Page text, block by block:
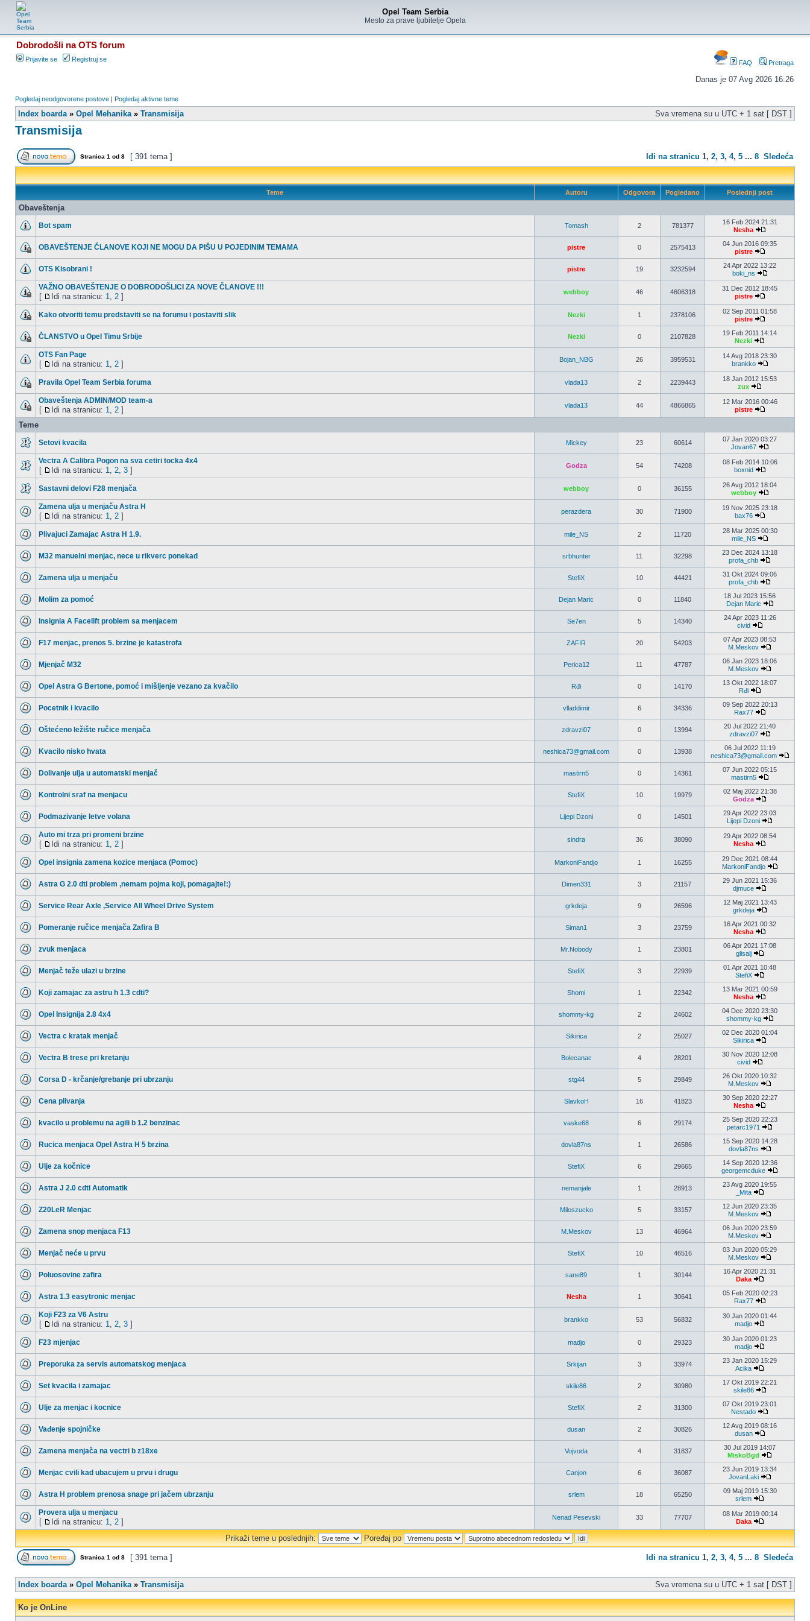
Opel Team Serbia
Mesto za prave ljubitelje Opela
Dobrodošli na OTS forum
Prijavite se Registruj se FAQ Pretraga
Danas je 07 Avg 2026 16:26
Pogledaj neodgovorene postove | Pogledaj aktivne teme
Index boarda» Opel Mehanika» Transmisija Sva vremena su u UTC + 1 sat [ DST ]
Transmisija
Stranica 1 od 8 [ 391 tema ] Idi na stranicu 1, 2, 3, 4, 5 ... 8 Sledeća
Teme Autoru Odgovora Pogledano Poslednji post
Obaveštenja
Bot spam Tomash 2 781377
16 Feb 2024 21:31
Nesha
OBAVEŠTENJE ČLANOVE KOJI NE MOGU DA PIŠU U POJEDINIM TEMAMA pistre 0 2575413
04 Jun 2016 09:35
pistre
OTS Kisobrani ! pistre 19 3232594
24 Apr 2022 13:22
boki_ns
VAŽNO OBAVEŠTENJE O DOBRODOŠLICI ZA NOVE ČLANOVE !!!
[ Idi na stranicu: 1, 2 ] webboy 46 4606318
31 Dec 2012 18:45
pistre
Kako otvoriti temu predstaviti se na forumu i postaviti slik Nezki 1 2378106
02 Sep 2011 01:58
pistre
ČLANSTVO u Opel Timu Srbije Nezki 0 2107828
19 Feb 2011 14:14
Nezki
OTS Fan Page
[ Idi na stranicu: 1, 2 ] Bojan_NBG 26 3959531
14 Avg 2018 23:30
brankko
Pravila Opel Team Serbia foruma vlada13 2 2239443
18 Jan 2012 15:53
zux
Obaveštenja ADMIN/MOD team-a
[ Idi na stranicu: 1, 2 ] vlada13 44 4866865
12 Mar 2016 00:46
pistre
Teme
Setovi kvacila Mickey 23 60614
07 Jan 2020 03:27
Jovan67
Vectra A Calibra Pogon na sva cetiri tocka 4x4
[ Idi na stranicu: 1, 2, 3 ] Godza 54 74208
08 Feb 2014 10:06
boxnid
Sastavni delovi F28 menjača webboy 0 36155
26 Avg 2012 18:04
webboy
Zamena ulja u menjaču Astra H
[ Idi na stranicu: 1, 2 ] perazdera 30 71900
19 Nov 2025 23:18
bax76
Plivajuci Zamajac Astra H 1.9. mile_NS 2 11720
28 Mar 2025 00:30
mile_NS
M32 manuelni menjac, nece u rikverc ponekad srbhunter 11 32298
23 Dec 2024 13:18
profa_chb
Zamena ulja u menjaču StefiX 10 44421
31 Okt 2024 09:06
profa_chb
Molim za pomoć Dejan Maric 0 11840
18 Jul 2023 15:56
Dejan Maric
Insignia A Facelift problem sa menjacem Se7en 5 14340
24 Apr 2023 11:26
civid
F17 menjac, prenos 5. brzine je katastrofa ZAFIR 20 54203
07 Apr 2023 08:53
M.Meskov
Mjenjač M32 Perica12 11 47787
06 Jan 2023 18:06
M.Meskov
Opel Astra G Bertone, pomoć i mišljenje vezano za kvačilo Rđi 0 14170
13 Okt 2022 18:07
Rđi
Pocetnik i kvacilo vlladdimir 6 34336
09 Sep 2022 20:13
Rax77
Oštećeno ležište ručice menjača zdravzi07 0 13994
20 Jul 2022 21:40
zdravzi07
Kvacilo nisko hvata neshica73@gmail.com 0 13938
06 Jul 2022 11:19
neshica73@gmail.com
Dolivanje ulja u automatski menjač mastirn5 0 14361
07 Jun 2022 05:15
mastirn5
Kontrolni sraf na menjacu StefiX 10 19979
02 Maj 2022 21:38
Godza
Podmazivanje letve volana Lijepi Dzoni 0 14501
29 Apr 2022 23:03
Lijepi Dzoni
Auto mi trza pri promeni brzine
[ Idi na stranicu: 1, 2 ] sindra 36 38090
29 Apr 2022 08:54
Nesha
Opel insignia zamena kozice menjaca (Pomoc) MarkoniFandjo 1 16255
29 Dec 2021 08:44
MarkoniFandjo
Astra G 2.0 dti problem ,nemam pojma koji, pomagajte!:) Dimen331 3 21157
29 Jun 2021 15:36
djmuce
Service Rear Axle ,Service All Wheel Drive System grkdeja 9 26596
12 Maj 2021 13:43
grkdeja
Pomeranje ručice menjača Zafira B Siman1 3 23759
16 Apr 2021 00:32
Nesha
zvuk menjaca Mr.Nobody 1 23801
06 Apr 2021 17:08
glisalj
Menjač teže ulazi u brzine StefiX 3 22939
01 Apr 2021 10:48
StefiX
Koji zamajac za astru h 1.3 cdti? Shomi 1 22342
13 Mar 2021 00:59
Nesha
Opel Insignija 2.8 4x4 shommy-kg 2 24602
04 Dec 2020 23:30
shommy-kg
Vectra c kratak menjač Sikirica 2 25027
02 Dec 2020 01:04
Sikirica
Vectra B trese pri kretanju Bolecanac 4 28201
30 Nov 2020 12:08
civid
Corsa D - krčanje/grebanje pri ubrzanju stg44 5 29849
26 Okt 2020 10:32
M.Meskov
Cena plivanja SlavkoH 16 41823
30 Sep 2020 22:27
Nesha
kvacilo u problemu na agili b 1.2 benzinac vaske68 6 29174
25 Sep 2020 22:23
petarc1971
Rucica menjaca Opel Astra H 5 brzina dovla87ns 1 26586
15 Sep 2020 14:28
dovla87ns
Ulje za kočnice StefiX 6 29665
14 Sep 2020 12:36
georgemcduke
Astra J 2.0 cdti Automatik nemanjale 1 28913
23 Avg 2020 19:55
_Mita
Z20LeR Menjac Miloszucko 5 33157
12 Jun 2020 23:35
M.Meskov
Zamena snop menjaca F13 M.Meskov 13 46964
06 Jun 2020 23:59
M.Meskov
Menjač neće u prvu StefiX 10 46516
03 Jun 2020 05:29
M.Meskov
Poluosovine zafira sane89 1 30144
16 Apr 2020 21:31
Daka
Astra 1.3 easytronic menjac Nesha 1 30641
05 Feb 2020 02:23
Rax77
Koji F23 za V6 Astru
[ Idi na stranicu: 1, 2, 3 ] brankko 53 56832
30 Jan 2020 01:44
madjo
F23 mjenjac madjo 0 29323
30 Jan 2020 01:23
madjo
Preporuka za servis automatskog menjaca Srkijan 3 33974
23 Jan 2020 15:29
Acika
Set kvacila i zamajac skile86 2 30980
17 Okt 2019 22:21
skile86
Ulje za menjac i kocnice StefiX 2 31300
07 Okt 2019 23:01
Nestado
Vađenje spojničke dusan 2 30826
12 Avg 2019 08:16
dusan
Zamena menjača na vectri b z18xe Vojvoda 4 31837
30 Jul 2019 14:07
MiskoBgd
Menjac cvili kad ubacujem u prvu i drugu Canjon 6 36087
23 Jun 2019 13:34
JovanLaki
Astra H problem prenosa snage pri jačem ubrzanju srlem 18 65250
09 Maj 2019 15:30
srlem
Provera ulja u menjacu
[ Idi na stranicu: 1, 2 ] Nenad Pesevski 33 77707
08 Mar 2019 00:14
Daka
Prikaži teme u poslednjih: Poređaj po
Stranica 1 od 8 [ 391 tema ] Idi na stranicu 1, 2, 3, 4, 5 ... 8 Sledeća
Index boarda» Opel Mehanika» Transmisija Sva vremena su u UTC + 1 sat [ DST ]
Ko je OnLine